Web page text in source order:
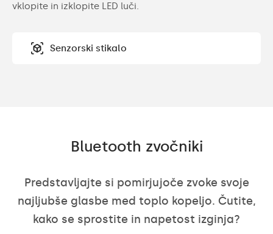
vklopite in izklopite LED luči.
Senzorski stikalo
Bluetooth zvočniki
Predstavljajte si pomirjujoče zvoke svoje
najljubše glasbe med toplo kopeljo. Čutite,
kako se sprostite in napetost izginja?